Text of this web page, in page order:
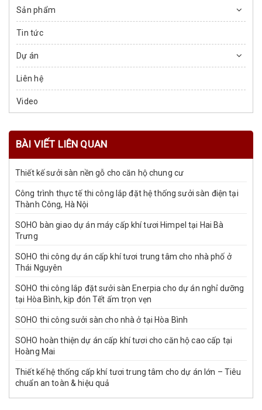
Sản phẩm
Tin tức
Dự án
Liên hệ
Video
BÀI VIẾT LIÊN QUAN
Thiết kế sưởi sàn nền gỗ cho căn hộ chung cư
Công trình thực tế thi công lắp đặt hệ thống sưởi sàn điện tại
Thành Công, Hà Nội
SOHO bàn giao dự án máy cấp khí tươi Himpel tại Hai Bà
Trưng
SOHO thi công dự án cấp khí tươi trung tâm cho nhà phố ở
Thái Nguyên
SOHO thi công lắp đặt sưởi sàn Enerpia cho dự án nghỉ dưỡng
tại Hòa Bình, kịp đón Tết ấm trọn vẹn
SOHO thi công sưởi sàn cho nhà ở tại Hòa Bình
SOHO hoàn thiện dự án cấp khí tươi cho căn hộ cao cấp tại
Hoàng Mai
Thiết kế hệ thống cấp khí tươi trung tâm cho dự án lớn – Tiêu
chuẩn an toàn & hiệu quả